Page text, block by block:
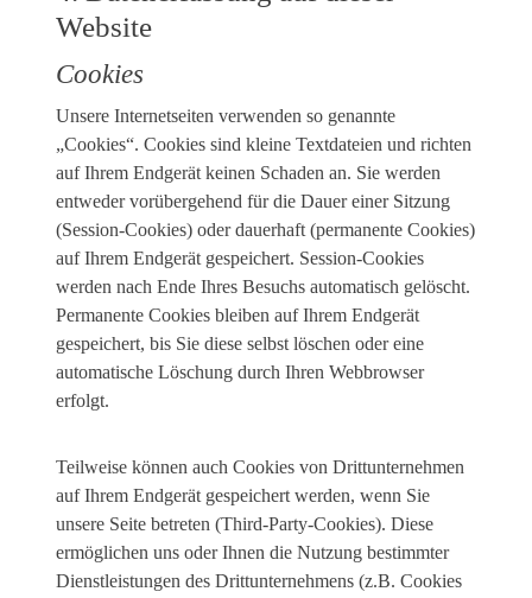
Website
Cookies
Unsere Internetseiten verwenden so genannte
„Cookies“. Cookies sind kleine Textdateien und richten
auf Ihrem Endgerät keinen Schaden an. Sie werden
entweder vorübergehend für die Dauer einer Sitzung
(Session-Cookies) oder dauerhaft (permanente Cookies)
auf Ihrem Endgerät gespeichert. Session-Cookies
werden nach Ende Ihres Besuchs automatisch gelöscht.
Permanente Cookies bleiben auf Ihrem Endgerät
gespeichert, bis Sie diese selbst löschen oder eine
automatische Löschung durch Ihren Webbrowser
erfolgt.
Teilweise können auch Cookies von Drittunternehmen
auf Ihrem Endgerät gespeichert werden, wenn Sie
unsere Seite betreten (Third-Party-Cookies). Diese
ermöglichen uns oder Ihnen die Nutzung bestimmter
Dienstleistungen des Drittunternehmens (z.B. Cookies